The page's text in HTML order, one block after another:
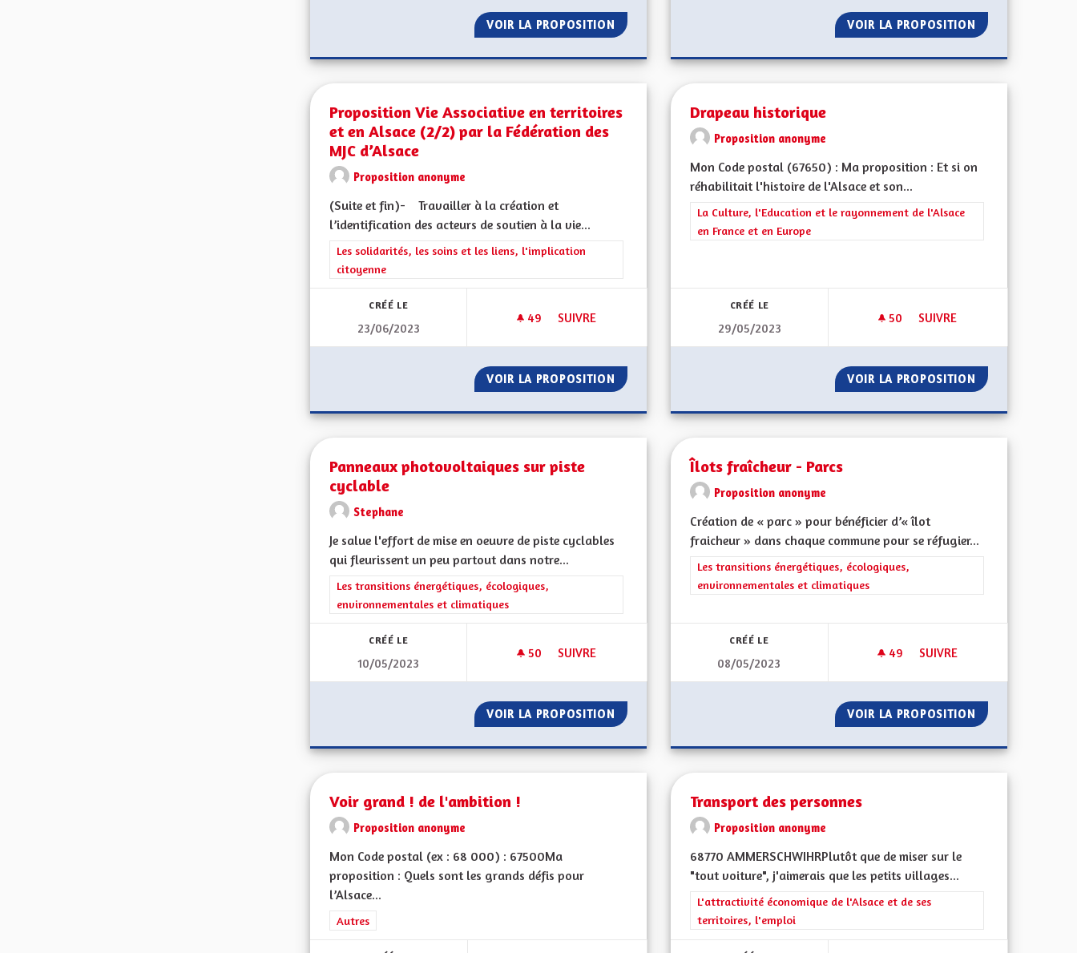
VOIR LA PROPOSITION COLORER LES PISTES CYCLABLES EN ROUGE Y COMPRIS SUR LES ROUTES ET
VOIR LA PROPOSITION SOUTENIR LA
Proposition Vie Associative en territoires
et en Alsace (2/2) par la Fédération des
MJC d’Alsace
Proposition anonyme
(Suite et fin)- Travailler à la création et
l’identification des acteurs de soutien à la vie...
Filtrer les résultats de la catégorie : Les solidarités, les soins et les liens, l'implication citoyenne
Les solidarités, les soins et les liens, l'implication
citoyenne
CRÉÉ LE
23/06/2023
49 49 ABONNÉS
SUIVRE
PROPOSITION VIE ASSOCIATIVE EN TERRITOIRES ET EN ALSACE (2/2) PAR LA FÉDÉRATION DES MJC
VOIR LA PROPOSITION PROPOSITION VIE ASSOCIATIVE EN TERRITOIRES ET EN ALSACE (2/2) PAR LA
Drapeau historique
Proposition anonyme
Mon Code postal (67650) : Ma proposition : Et si on
réhabilitait l'histoire de l'Alsace et son...
Filtrer les résultats de la catégorie : La Culture, l'Education et le
La Culture, l'Education et le rayonnement de l'Alsace
en France et en Europe
CRÉÉ LE
29/05/2023
50 50 ABONNÉS
SUIVRE
VOIR LA PROPOSITION DRAPEAU
Panneaux photovoltaiques sur piste
cyclable
Stephane
Je salue l'effort de mise en oeuvre de piste cyclables
qui fleurissent un peu partout dans notre...
Filtrer les résultats de la catégorie : Les transitions énergétiques, écologiques, environnementales et climatiques
Les transitions énergétiques, écologiques,
environnementales et climatiques
CRÉÉ LE
10/05/2023
50 50 ABONNÉS
SUIVRE
PANNEAUX PHOTOVOLTAIQUES SUR PISTE CYCLABLE
VOIR LA PROPOSITION PANNEAUX PHOTOVOLTAIQUES SUR PISTE CYCLABLE
Îlots fraîcheur - Parcs
Proposition anonyme
Création de « parc » pour bénéficier d’« îlot
fraicheur » dans chaque commune pour se réfugier...
Filtrer les résultats de la catégorie : Les transitions énergétiques,
Les transitions énergétiques, écologiques,
environnementales et climatiques
CRÉÉ LE
08/05/2023
49 49 ABONNÉS
SUIVRE
VOIR LA PROPOSITION ÎLOTS
Voir grand ! de l'ambition !
Proposition anonyme
Mon Code postal (ex : 68 000) : 67500Ma
proposition : Quels sont les grands défis pour
l’Alsace...
Filtrer les résultats de la catégorie : Autres
Autres
Transport des personnes
Proposition anonyme
68770 AMMERSCHWIHRPlutôt que de miser sur le
"tout voiture", j'aimerais que les petits villages...
Filtrer les résultats de la catégorie : L'attractivité économique de l'Alsace
L'attractivité économique de l'Alsace et de ses
territoires, l'emploi